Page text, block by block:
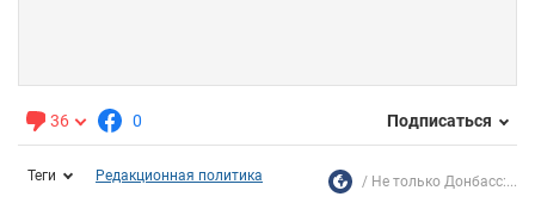
36 0 Подписаться
Теги Редакционная политика Не только Донбасс:...